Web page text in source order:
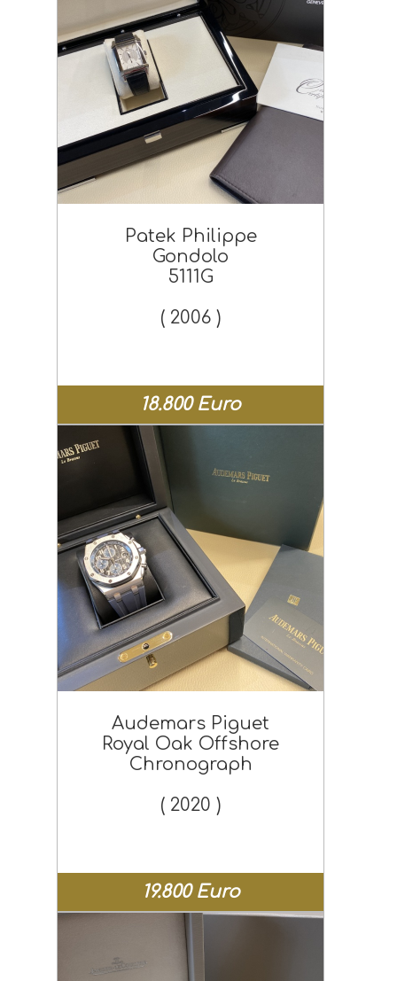
Patek Philippe
Gondolo
5111G
( 2006 )
18.800 Euro
Audemars Piguet
Royal Oak Offshore
Chronograph
( 2020 )
19.800 Euro